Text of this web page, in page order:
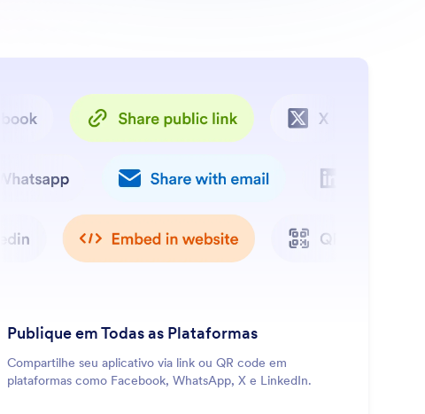
Publique em Todas as Plataformas
Compartilhe seu aplicativo via link ou QR code em
plataformas como Facebook, WhatsApp, X e LinkedIn.